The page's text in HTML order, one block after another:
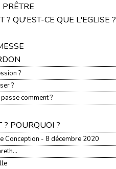
? QU'EST-CE QUE L'EGLISE ?
?
?
comment ?
? POURQUOI ?
Conception - 8 décembre 2020